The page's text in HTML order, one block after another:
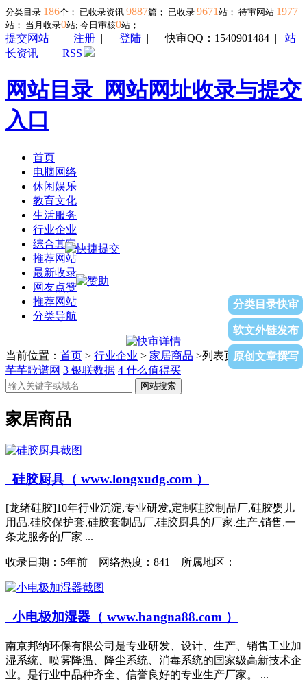
分类目录 186个； 已收录资讯 9887篇； 已收录 9671 站； 待审网站 1977
站； 当月收录0站; 今日审核0站；
提交网站 | 注册 | 登陆 |快审QQ：1540901484 | 站
长资讯 | RSS
网站目录_网站网址收录与提交
入口
首页
电脑网络
休闲娱乐
教育文化
生活服务
行业企业
综合其它
推荐网站
最新收录
网友点赞
推荐网站
分类导航
分类目录快审
软文外链发布
原创文章撰写
当前位置： 首页 > 行业企业 > 家居商品 >列表页面136氪网 2
芊芊歌谱网 3 银联数据 4 什么值得买
网站搜索
家居商品
硅胶厨具（ www.longxudg.com ）
[龙绪硅胶]10年行业沉淀,专业研发,定制硅胶制品厂,硅胶婴儿
用品,硅胶保护套,硅胶套制品厂,硅胶厨具的厂家.生产,销售,一
条龙服务的厂家 ...
收录日期： 5年前 网络热度：841 所属地区：
小电极加湿器（ www.bangna88.com ）
南京邦纳环保有限公司是专业研发、设计、生产、销售工业加
湿系统、喷雾降温、降尘系统、消毒系统的国家级高新技术企
业。是行业中品种齐全、信誉良好的专业生产厂家。 ...